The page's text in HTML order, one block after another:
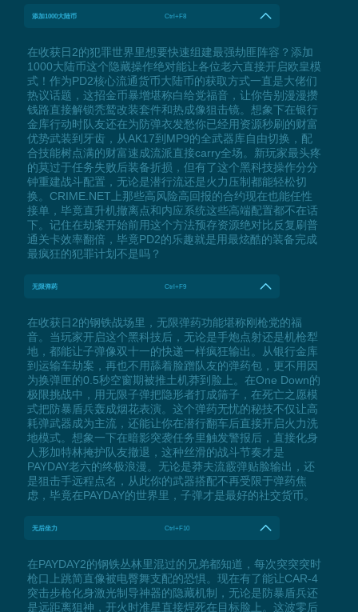
添加1000大陆币 Ctrl+F8
在收获日2的犯罪世界里想要快速组建最强劫匪阵容？添加
1000大陆币这个隐藏操作绝对能让各位老六直接开启欧皇模
式！作为PD2核心流通货币大陆币的获取方式一直是大佬们
热议话题，这招金币暴增堪称白给党福音，让你告别漫漫攒
钱路直接解锁秃鹫改装套件和热成像狙击镜。想象下在银行
金库行动时队友还在为防弹衣发愁你已经用资源秒刷的财富
优势武装到牙齿，从AK17到MP9的全武器库自由切换，配
合技能树点满的财富速成流派直接carry全场。新玩家最头疼
的莫过于任务失败后装备折损，但有了这个黑科技操作分分
钟重建战斗配置，无论是潜行流还是火力压制都能轻松切
换。CRIME.NET上那些高风险高回报的合约现在也能任性
接单，毕竟直升机撤离点和内应系统这些高端配置都不在话
下。记住在劫案开始前用这个方法预存资源绝对比反复刷普
通关卡效率翻倍，毕竟PD2的乐趣就是用最炫酷的装备完成
最疯狂的犯罪计划不是吗？
无限弹药 Ctrl+F9
在收获日2的钢铁战场里，无限弹药功能堪称刚枪党的福
音。当玩家开启这个黑科技后，无论是手炮点射还是机枪犁
地，都能让子弹像双十一的快递一样疯狂输出。从银行金库
到运输车劫案，再也不用舔着脸蹭队友的弹药包，更不用因
为换弹匣的0.5秒空窗期被推土机莽到脸上。在One Down的
极限挑战中，用无限子弹把隐形者打成筛子，在死亡之愿模
式把防暴盾兵轰成烟花表演。这个弹药无忧的秘技不仅让高
耗弹武器成为主流，还能让你在潜行翻车后直接开启火力洗
地模式。想象一下在暗影突袭任务里触发警报后，直接化身
人形加特林掩护队友撤退，这种丝滑的战斗节奏才是
PAYDAY老六的终极浪漫。无论是莽夫流霰弹贴脸输出，还
是狙击手远程点名，从此你的武器搭配不再受限于弹药焦
虑，毕竟在PAYDAY的世界里，子弹才是最好的社交货币。
无后坐力 Ctrl+F10
在PAYDAY2的钢铁丛林里混过的兄弟都知道，每次突突突时
枪口上跳简直像被电臀舞支配的恐惧。现在有了能让CAR-4
突击步枪化身激光制导神器的隐藏机制，无论是防暴盾兵还
是远距离狙神，开火时准星直接焊死在目标脸上。这波零后